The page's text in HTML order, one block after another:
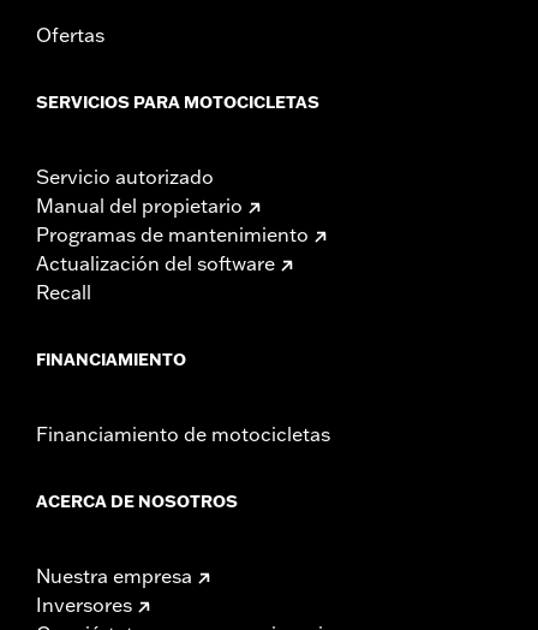
Ofertas
SERVICIOS PARA MOTOCICLETAS
Servicio autorizado
Manual del propietario
Programas de mantenimiento
Actualización del software
Recall
FINANCIAMIENTO
Financiamiento de motocicletas
ACERCA DE NOSOTROS
Nuestra empresa
Inversores